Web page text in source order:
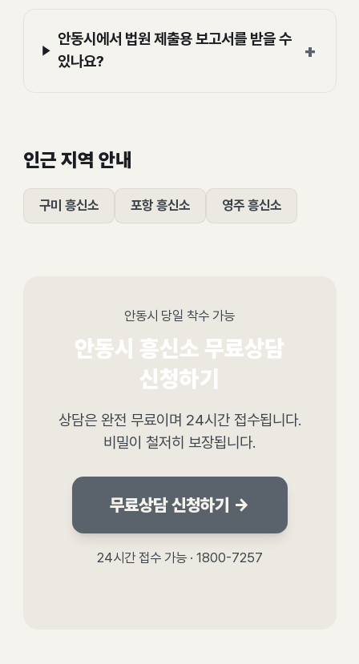
안동시에서 법원 제출용 보고서를 받을 수
있나요?
+
인근 지역 안내
구미 흥신소 포항 흥신소 영주 흥신소
안동시 당일 착수 가능
안동시 흥신소 무료상담
신청하기
상담은 완전 무료이며 24시간 접수됩니다.
비밀이 철저히 보장됩니다.
무료상담 신청하기 →
24시간 접수 가능 · 1800-7257